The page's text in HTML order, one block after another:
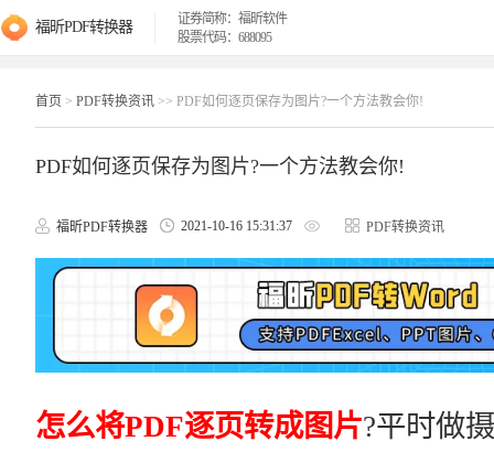
福昕PDF转换器
证券简称：福昕软件
股票代码：688095
首页 > PDF转换资讯 >> PDF如何逐页保存为图片?一个方法教会你!
PDF如何逐页保存为图片?一个方法教会你!
福昕PDF转换器 2021-10-16 15:31:37 PDF转换资讯
怎么将PDF逐页转成图片?平时做